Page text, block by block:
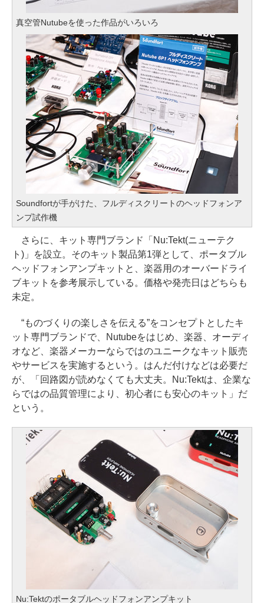
真空管Nutubeを使った作品がいろいろ
Soundfortが手がけた、フルディスクリートのヘッドフォンア
ンプ試作機
さらに、キット専門ブランド「Nu:Tekt(ニューテク
ト)」を設立。そのキット製品第1弾として、ポータブル
ヘッドフォンアンプキットと、楽器用のオーバードライ
ブキットを参考展示している。価格や発売日はどちらも
未定。
“ものづくりの楽しさを伝える”をコンセプトとしたキ
ット専門ブランドで、Nutubeをはじめ、楽器、オーディ
オなど、楽器メーカーならではのユニークなキット販売
やサービスを実施するという。はんだ付けなどは必要だ
が、「回路図が読めなくても大丈夫。Nu:Tektは、企業な
らではの品質管理により、初心者にも安心のキット」だ
という。
Nu:Tektのポータブルヘッドフォンアンプキット